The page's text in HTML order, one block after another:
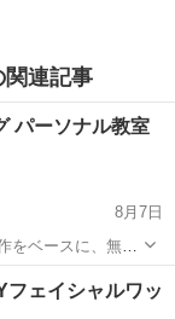
関連記事
パーソナル教室
8月7日
ベースに、無理
導します。 空手・
と体力レベルを丁
フェイシャルワッ